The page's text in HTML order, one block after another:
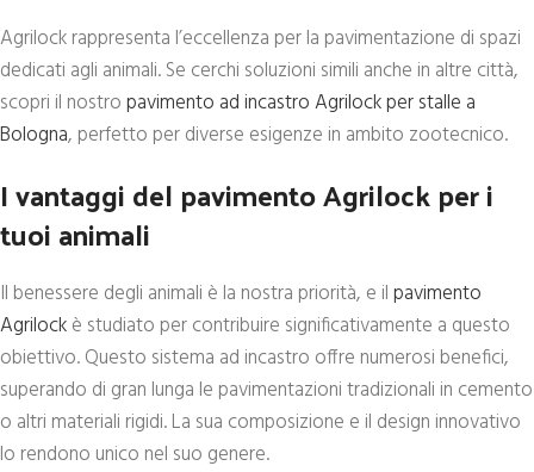
Agrilock rappresenta l’eccellenza per la pavimentazione di spazi
dedicati agli animali. Se cerchi soluzioni simili anche in altre città,
scopri il nostropavimento ad incastro Agrilock per stalle a
Bologna, perfetto per diverse esigenze in ambito zootecnico.
I vantaggi del pavimento Agrilock per i
tuoi animali
Il benessere degli animali è la nostra priorità, e ilpavimento
Agrilockè studiato per contribuire significativamente a questo
obiettivo. Questo sistema ad incastro offre numerosi benefici,
superando di gran lunga le pavimentazioni tradizionali in cemento
o altri materiali rigidi. La sua composizione e il design innovativo
lo rendono unico nel suo genere.